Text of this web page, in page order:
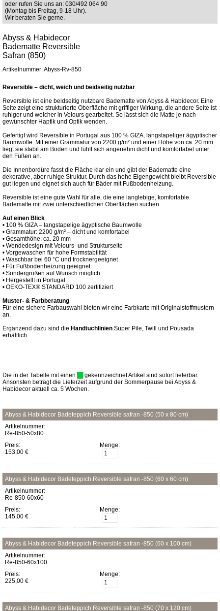
oder rufen Sie uns an: 030/492 064 90
(Montag bis Freitag, 9-18 Uhr).
Wir beraten Sie gerne.
Abyss & Habidecor
Badematte Reversible
Safran (850)
Artikelnummer: Abyss-Rv-850
Reversible – dicht, weich und beidseitig nutzbar
Reversible ist eine beidseitig nutzbare Badematte von Abyss & Habidecor. Eine
Seite zeigt eine strukturierte Oberfläche mit griffiger Wirkung, die andere Seite ist
ruhiger und weicher in Velours gearbeitet. So lässt sich die Matte je nach
gewünschter Haptik und Optik wenden.
Gefertigt wird Reversible in Portugal aus 100 % GIZA, langstapeliger ägyptischer
Baumwolle. Mit einer Grammatur von 2200 g/m² und einer Höhe von ca. 20 mm
liegt sie stabil am Boden und fühlt sich angenehm dicht und komfortabel unter
den Füßen an.
Die Innenbordüre fasst die Fläche klar ein und gibt der Badematte eine
dekorative, aber ruhige Struktur. Durch das hohe Eigengewicht bleibt Reversible
gut liegen und eignet sich auch für Bäder mit Fußbodenheizung.
Reversible ist eine gute Wahl für alle, die eine langlebige, komfortable
Badematte mit zwei unterschiedlichen Oberflächen suchen.
Auf einen Blick
• 100 % GIZA – langstapelige ägyptische Baumwolle
• Grammatur: 2200 g/m² – dicht und komfortabel
• Gesamthöhe: ca. 20 mm
• Wendedesign mit Velours- und Strukturseite
• Vorgewaschen für hohe Formstabilität
• Waschbar bei 60 °C und trocknergeeignet
• Für Fußbodenheizung geeignet
• Sondergrößen auf Wunsch möglich
• Hergestellt in Portugal
• OEKO-TEX® STANDARD 100 zertifiziert
Muster- & Farbberatung
Für eine sichere Farbauswahl bieten wir eine Farbkarte mit Originalstoffmustern
an.
Ergänzend dazu sind die Handtuchlinien Super Pile, Twill und Pousada
erhältlich.
Die in der Tabelle mit einen
gekennzeichnet Artikel sind sofort lieferbar.
Ansonsten beträgt die Lieferzeit aufgrund der Sommerpause bei Abyss &
Habidecor aktuell ca. 5 Wochen.
Abyss & Habidecor Badeteppich Reversible safran -850 (50 x 80 cm)
Artikelnummer:
Re-850-50x80
Preis:
153,00 €
Menge:
Abyss & Habidecor Badeteppich Reversible safran -850 (60 x 60 cm)
Artikelnummer:
Re-850-60x60
Preis:
145,00 €
Menge:
Abyss & Habidecor Badeteppich Reversible safran -850 (60 x 100 cm)
Artikelnummer:
Re-850-60x100
Preis:
225,00 €
Menge:
Abyss & Habidecor Badeteppich Reversible safran -850 (70 x 120 cm)